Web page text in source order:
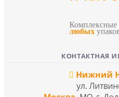
Комплексные
любых
КОНТАКТНАЯ
Нижний
ул.